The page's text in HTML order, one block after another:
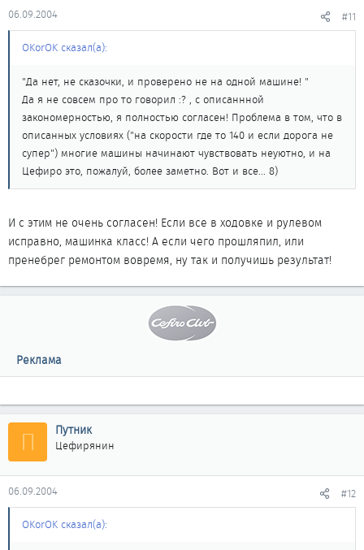
06.09.2004 #11
OKorOK сказал(а):
"Да нет, не сказочки, и проверено не на одной машине! "
Да я не совсем про то говорил :? , с описаннной
закономерностью, я полностью согласен! Проблема в том, что в
описанных условиях ("на скорости где то 140 и если дорога не
супер") многие машины начинают чувствовать неуютно, и на
Цефиро это, пожалуй, более заметно. Вот и все... 8)
И с этим не очень согласен! Если все в ходовке и рулевом
исправно, машинка класс! А если чего прошляпил, или
пренебрег ремонтом вовремя, ну так и получишь результат!
Реклама
П Путник
Цефирянин
06.09.2004 #12
OKorOK сказал(а):